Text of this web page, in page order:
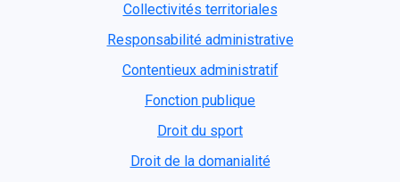
Collectivités territoriales
Responsabilité administrative
Contentieux administratif
Fonction publique
Droit du sport
Droit de la domanialité